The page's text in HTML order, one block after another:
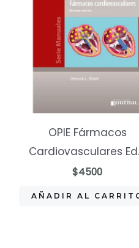
OPIE Fármacos
Cardiovasculares
$4500
AÑADIR AL